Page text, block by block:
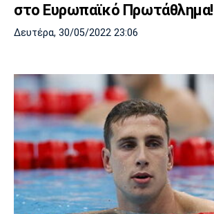
στο Ευρωπαϊκό Πρωτάθλημα!
Δευτέρα, 30/05/2022 23:06